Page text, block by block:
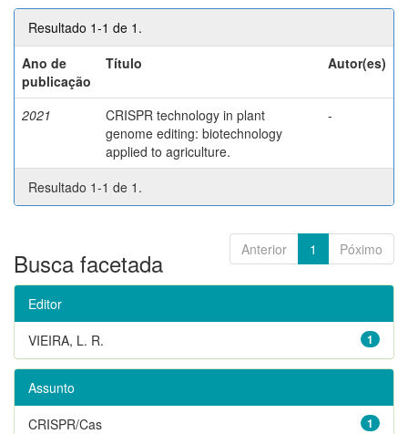
Resultado 1-1 de 1.
Ano de
publicação
Título Autor(es)
2021
CRISPR technology in plant
genome editing: biotechnology
applied to agriculture.
-
Resultado 1-1 de 1.
Anterior 1 Póximo
Busca facetada
Editor
1
VIEIRA, L. R.
Assunto
1
CRISPR/Cas